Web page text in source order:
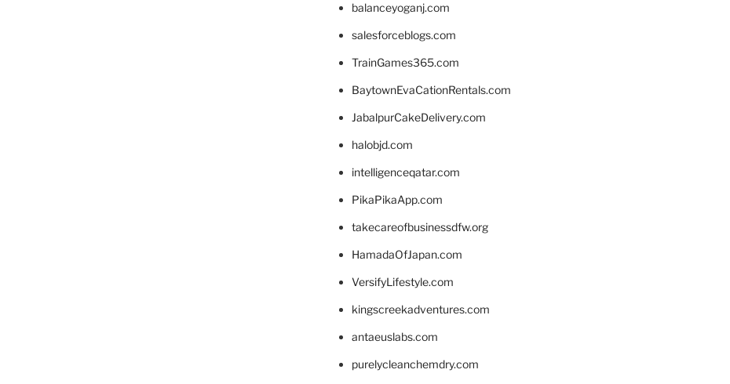
balanceyoganj.com
salesforceblogs.com
TrainGames365.com
BaytownEvaCationRentals.com
JabalpurCakeDelivery.com
halobjd.com
intelligenceqatar.com
PikaPikaApp.com
takecareofbusinessdfw.org
HamadaOfJapan.com
VersifyLifestyle.com
kingscreekadventures.com
antaeuslabs.com
purelycleanchemdry.com